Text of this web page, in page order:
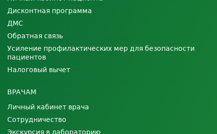
Дисконтная программа
ДМС
Обратная связь
Усиление профилактических мер для безопасности
пациентов
Налоговый вычет
ВРАЧАМ
Личный кабинет врача
Сотрудничество
Экскурсия в лабораторию